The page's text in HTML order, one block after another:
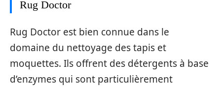
Rug Doctor
Rug Doctor est bien connue dans le
domaine du nettoyage des tapis et
moquettes. Ils offrent des détergents à base
d’enzymes qui sont particulièrement